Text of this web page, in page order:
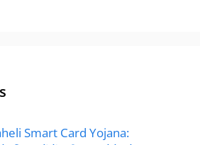
Smart Card Yojana: